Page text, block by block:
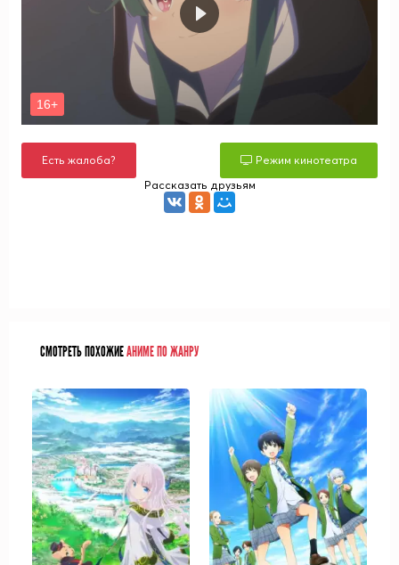
Есть жалоба?
Режим кинотеатра
Рассказать друзьям
СМОТРЕТЬ ПОХОЖИЕАНИМЕ ПО ЖАНРУ